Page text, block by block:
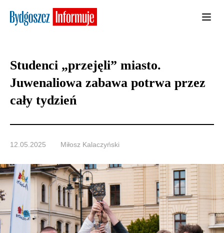
Studenci „przejęli” miasto.
Juwenaliowa zabawa potrwa przez
cały tydzień
12.05.2025 Miłosz Kalaczyński